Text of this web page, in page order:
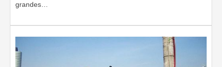
grandes…